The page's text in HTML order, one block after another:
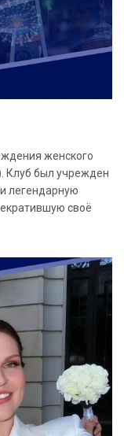
женского
Клуб был учрежден
легендарную
своё